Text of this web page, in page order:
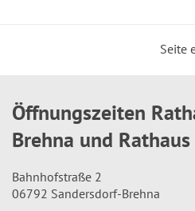
Seite
Öffnungszeiten
Brehna und
Bahnhofstraße 2
06792 Sandersdorf-Brehna